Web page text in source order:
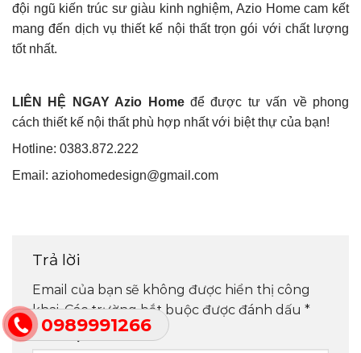
0989991266
đội ngũ kiến trúc sư giàu kinh nghiệm, Azio Home cam kết
mang đến dịch vụ thiết kế nội thất trọn gói với chất lượng
tốt nhất.
LIÊN HỆ NGAY Azio Homeđể được tư vấn về phong
cách thiết kế nội thất phù hợp nhất với biệt thự của bạn!
Hotline: 0383.872.222
Email: aziohomedesign@gmail.com
Trả lời
Email của bạn sẽ không được hiển thị công
khai. Các trường bắt buộc được đánh dấu *
Bình luận*